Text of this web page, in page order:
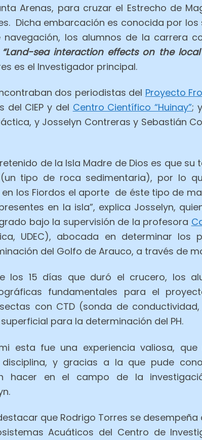
Arenas, para cruzar el Estrecho de
Dicha embarcación es conocida por
los alumnos de la carrera
“Land-sea interaction effects on the
es el Investigador principal.
dos periodistas del Proyecto
CIEP y del Centro Científico “Huinay”;
y Josselyn Contreras y Sebastián
de la Isla Madre de Dios es que
tipo de roca sedimentaria), por lo
los Fiordos el aporte de éste tipo de
en la isla”, explica Josselyn,
bajo la supervisión de la profesora
UDEC), abocada en determinar los
del Golfo de Arauco, a través de
los 15 días que duró el crucero, los
fundamentales para el
con CTD (sonda de
para la determinación del PH.
esta fue una experiencia valiosa,
y gracias a la que pude
hacer en el campo de la
que Rodrigo Torres se
Acuáticos del Centro de